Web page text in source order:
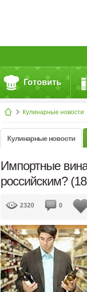
Готовить
Кулинарные новости
Кулинарные новости
Импортные
российским?
2320 0